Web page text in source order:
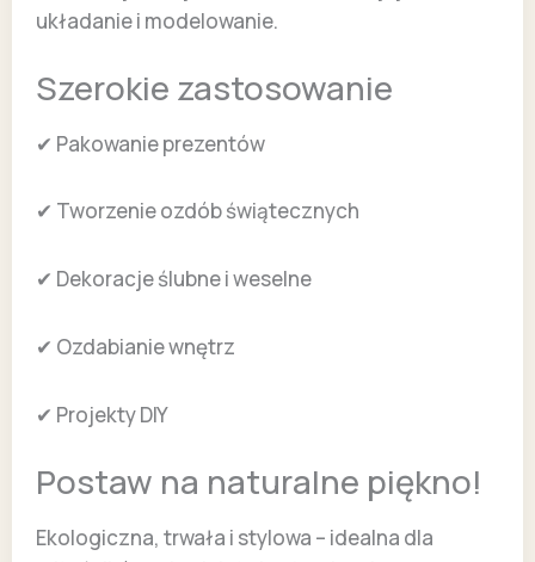
układanie i modelowanie.
Szerokie zastosowanie
✔ Pakowanie prezentów
✔ Tworzenie ozdób świątecznych
✔ Dekoracje ślubne i weselne
✔ Ozdabianie wnętrz
✔ Projekty DIY
Postaw na naturalne piękno!
Ekologiczna, trwała i stylowa – idealna dla